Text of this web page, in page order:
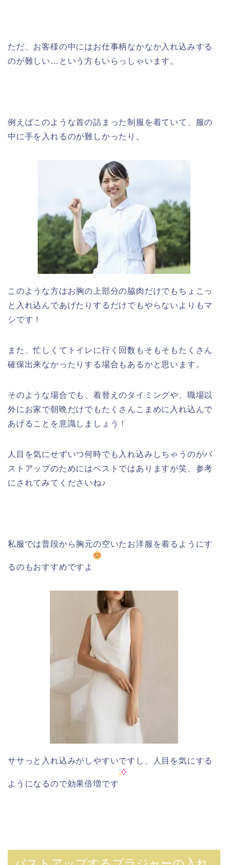
ただ、お客様の中にはお仕事柄なかなか入れ込みする
のが難しい…という方もいらっしゃいます。
例えばこのような首の詰まった制服を着ていて、服の
中に手を入れるのが難しかったり。
このような方はお胸の上部分の脇肉だけでもちょこっ
と入れ込んであげたりするだけでもやらないよりもマ
シです！
また、忙しくてトイレに行く回数もそもそもたくさん
確保出来なかったりする場合もあるかと思います。
そのような場合でも、着替えのタイミングや、職場以
外にお家で朝晩だけでもたくさんこまめに入れ込んで
あげることを意識しましょう！
人目を気にせずいつ何時でも入れ込みしちゃうのがバ
ストアップのためにはベストではありますが笑、参考
にされてみてくださいね♪
私服では普段から胸元の空いたお洋服を着るようにす
るのもおすすめですよ
ササっと入れ込みがしやすいですし、人目を気にする
ようになるので効果倍増です